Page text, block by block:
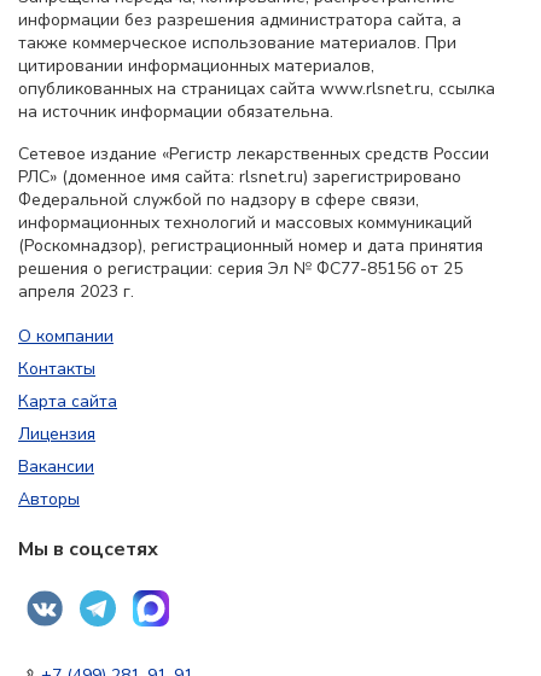
информации без разрешения администратора сайта, а
также коммерческое использование материалов. При
цитировании информационных материалов,
опубликованных на страницах сайта www.rlsnet.ru, ссылка
на источник информации обязательна.
Сетевое издание «Регистр лекарственных средств России
РЛС» (доменное имя сайта: rlsnet.ru) зарегистрировано
Федеральной службой по надзору в сфере связи,
информационных технологий и массовых коммуникаций
(Роскомнадзор), регистрационный номер и дата принятия
решения о регистрации: серия Эл № ФС77-85156 от 25
апреля 2023 г.
О компании
Контакты
Карта сайта
Лицензия
Вакансии
Авторы
Мы в соцсетях